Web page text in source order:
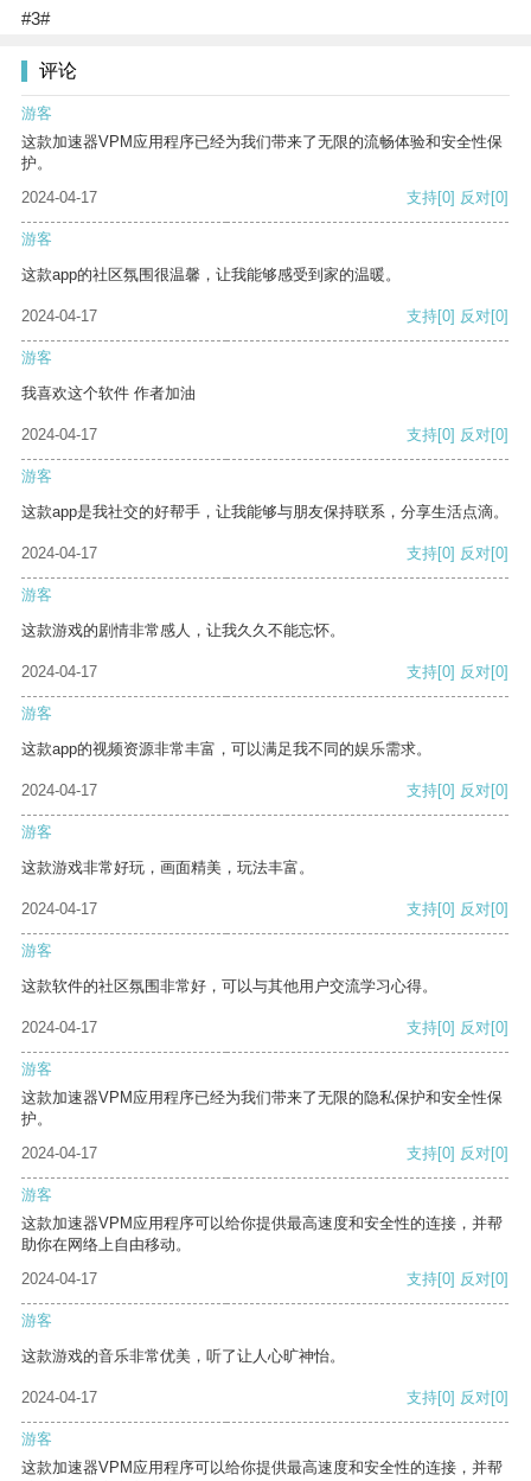
#3#
评论
游客
这款加速器VPM应用程序已经为我们带来了无限的流畅体验和安全性保
护。
2024-04-17
支持[0] 反对[0]
游客
这款app的社区氛围很温馨，让我能够感受到家的温暖。
2024-04-17 支持[0] 反对[0]
游客
我喜欢这个软件 作者加油
2024-04-17 支持[0] 反对[0]
游客
这款app是我社交的好帮手，让我能够与朋友保持联系，分享生活点滴。
2024-04-17 支持[0] 反对[0]
游客
这款游戏的剧情非常感人，让我久久不能忘怀。
2024-04-17 支持[0] 反对[0]
游客
这款app的视频资源非常丰富，可以满足我不同的娱乐需求。
2024-04-17 支持[0] 反对[0]
游客
这款游戏非常好玩，画面精美，玩法丰富。
2024-04-17 支持[0] 反对[0]
游客
这款软件的社区氛围非常好，可以与其他用户交流学习心得。
2024-04-17 支持[0] 反对[0]
游客
这款加速器VPM应用程序已经为我们带来了无限的隐私保护和安全性保
护。
2024-04-17
支持[0] 反对[0]
游客
这款加速器VPM应用程序可以给你提供最高速度和安全性的连接，并帮
助你在网络上自由移动。
2024-04-17
支持[0] 反对[0]
游客
这款游戏的音乐非常优美，听了让人心旷神怡。
2024-04-17 支持[0] 反对[0]
游客
这款加速器VPM应用程序可以给你提供最高速度和安全性的连接，并帮